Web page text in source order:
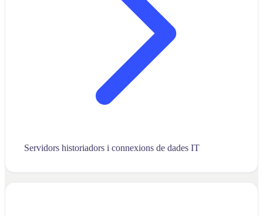
Servidors historiadors i connexions de dades IT